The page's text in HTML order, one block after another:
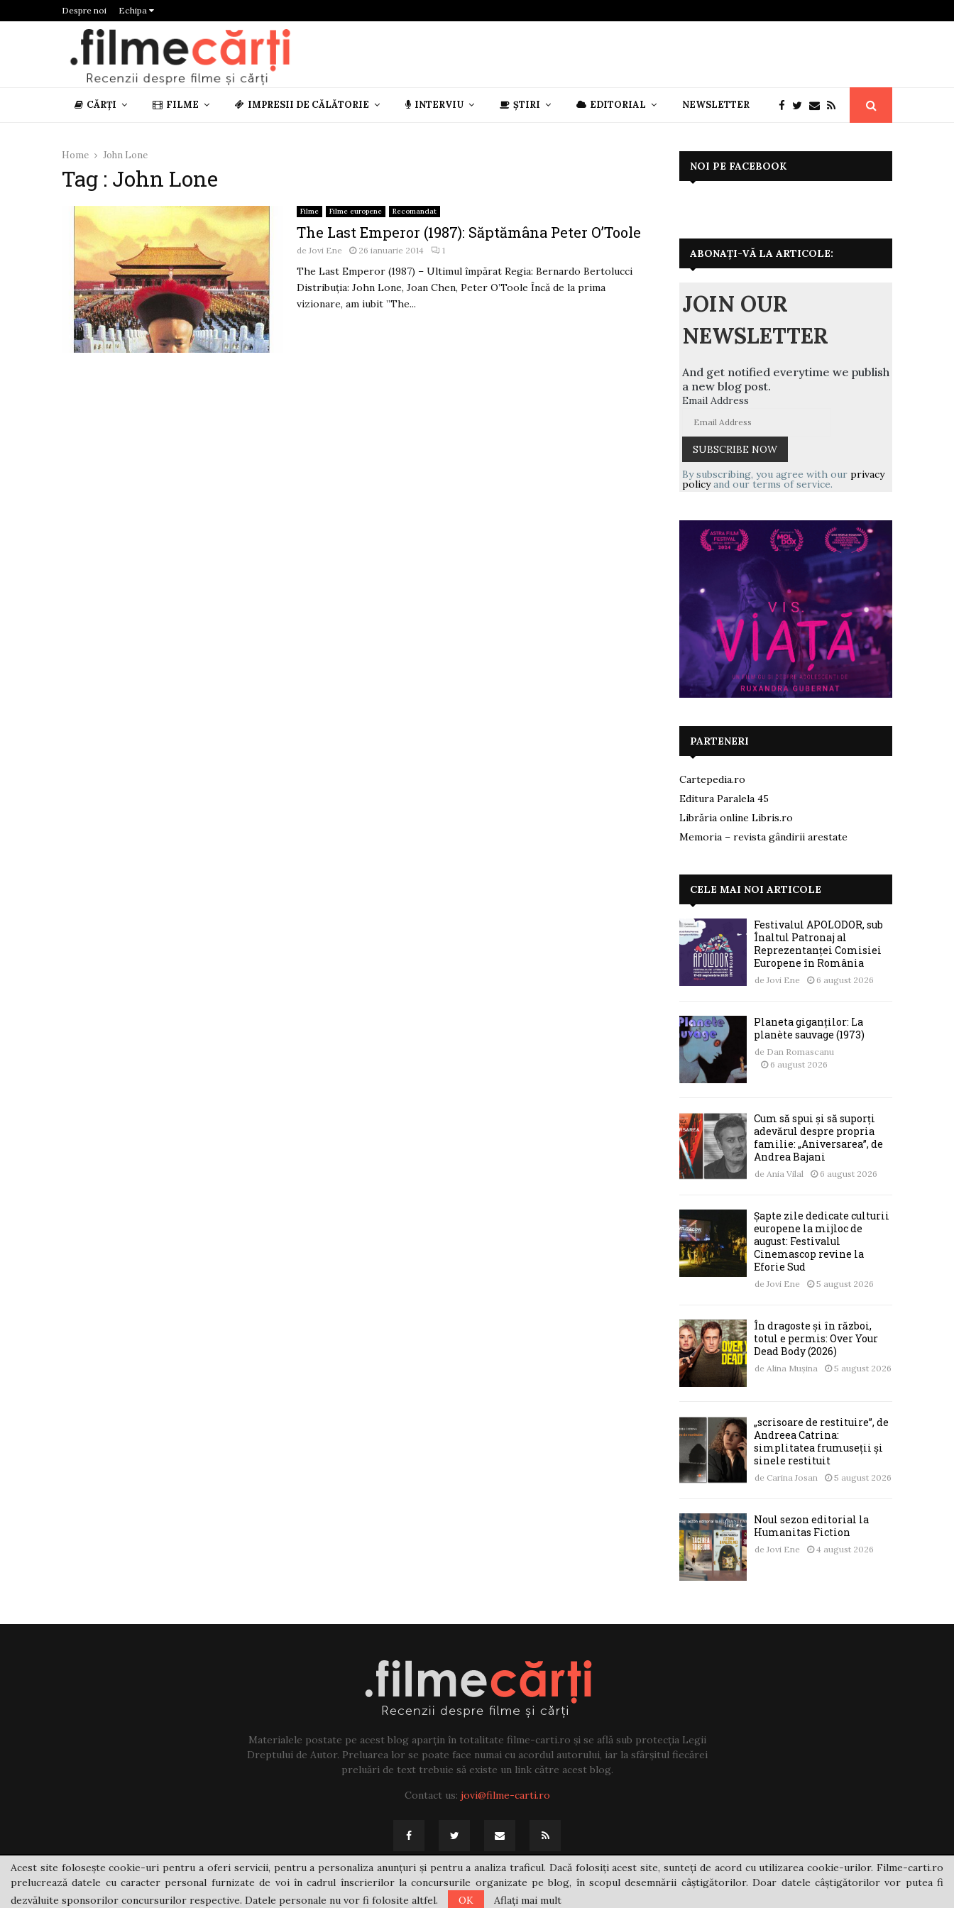
Despre noi Echipa
CĂRȚI FILME IMPRESII DE CĂLĂTORIE INTERVIU ȘTIRI EDITORIAL NEWSLETTER
Home John Lone
Tag : John Lone
Filme Filme europene Recomandat
The Last Emperor (1987): Săptămâna Peter O’Toole
de Jovi Ene 26 ianuarie 2014 1
The Last Emperor (1987) – Ultimul împărat Regia: Bernardo Bertolucci
Distribuția: John Lone, Joan Chen, Peter O’Toole Încă de la prima
vizionare, am iubit ”The...
NOI PE FACEBOOK
ABONAȚI-VĂ LA ARTICOLE:
JOIN OUR
NEWSLETTER
And get notified everytime we publish
a new blog post.
Email Address
By subscribing, you agree with our privacy
policyand our terms of service.
PARTENERI
Cartepedia.ro
Editura Paralela 45
Librăria online Libris.ro
Memoria – revista gândirii arestate
CELE MAI NOI ARTICOLE
Festivalul APOLODOR, sub
Înaltul Patronaj al
Reprezentanței Comisiei
Europene în România
de Jovi Ene 6 august 2026
Planeta giganților: La
planète sauvage (1973)
de Dan Romascanu
6 august 2026
Cum să spui și să suporți
adevărul despre propria
familie: „Aniversarea”, de
Andrea Bajani
de Ania Vilal 6 august 2026
Șapte zile dedicate culturii
europene la mijloc de
august: Festivalul
Cinemascop revine la
Eforie Sud
de Jovi Ene 5 august 2026
În dragoste și în război,
totul e permis: Over Your
Dead Body (2026)
de Alina Mușina 5 august 2026
„scrisoare de restituire”, de
Andreea Catrina:
simplitatea frumuseții și
sinele restituit
de Carina Josan 5 august 2026
Noul sezon editorial la
Humanitas Fiction
de Jovi Ene 4 august 2026
Materialele postate pe acest blog aparțin în totalitate filme-carti.ro și se află sub protecția Legii
Dreptului de Autor. Preluarea lor se poate face numai cu acordul autorului, iar la sfârșitul fiecărei
preluări de text trebuie să existe un link către acest blog.
Contact us: jovi@filme-carti.ro
@2021 - filme-carti.ro
Acest site folosește cookie-uri pentru a oferi servicii, pentru a personaliza anunțuri și pentru a analiza traficul. Dacă folosiți acest site, sunteți de acord cu utilizarea cookie-urilor. Filme-carti.ro
prelucrează datele cu caracter personal furnizate de voi în cadrul înscrierilor la concursurile organizate pe blog, în scopul desemnării câștigătorilor. Doar datele câștigătorilor vor putea fi
dezvăluite sponsorilor concursurilor respective. Datele personale nu vor fi folosite altfel.
OK Aflați mai mult